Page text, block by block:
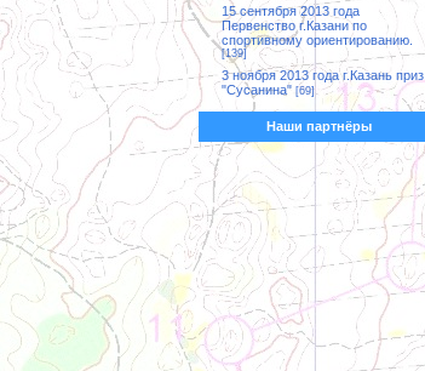
15 сентября 2013 года
Первенство г.Казани по
спортивному ориентированию.
[139]
3 ноября 2013 года г.Казань приз
"Сусанина" [69]
Наши партнёры